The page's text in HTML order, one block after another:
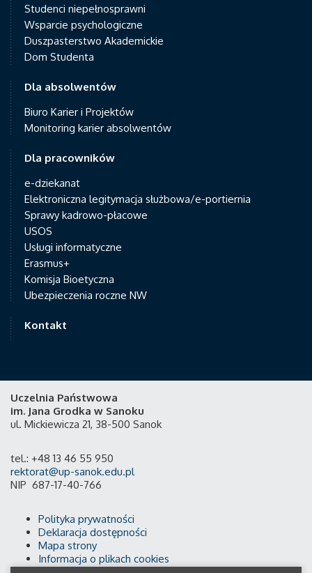
Studenci niepełnosprawni
Wsparcie psychologiczne
Duszpasterstwo Akademickie
Dom Studenta
Dla absolwentów
Biuro Karier i Projektów
Monitoring karier absolwentów
Dla pracowników
e-dziekanat
Elektroniczna legitymacja służbowa/e-portiernia
Sprawy kadrowo-płacowe
USOS
Usługi informatyczne
Erasmus+
Komisja Bioetyczna
Ubezpieczenia roczne NW
Kontakt
Uczelnia Państwowa
im. Jana Grodka w Sanoku
ul. Mickiewicza 21, 38-500 Sanok
tel.: +48 13 46 55 950
rektorat@up-sanok.edu.pl
NIP 687-17-40-766
Polityka prywatności
Deklaracja dostępności
Mapa strony
Informacja o plikach cookies